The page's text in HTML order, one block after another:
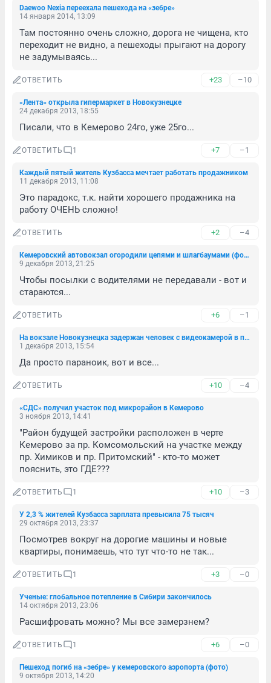
Daewoo Nexia переехала пешехода на «зебре»
14 января 2014, 13:09
Там постоянно очень сложно, дорога не чищена, кто
переходит не видно, а пешеходы прыгают на дорогу
не задумываясь...
ОТВЕТИТЬ +23 –10
«Лента» открыла гипермаркет в Новокузнецке
24 декабря 2013, 18:55
Писали, что в Кемерово 24го, уже 25го...
ОТВЕТИТЬ 1 +7 –1
Каждый пятый житель Кузбасса мечтает работать продажником
11 декабря 2013, 11:08
Это парадокс, т.к. найти хорошего продажника на
работу ОЧЕНЬ сложно!
ОТВЕТИТЬ +2 –4
Кемеровский автовокзал огородили цепями и шлагбаумами (фото)
9 декабря 2013, 21:25
Чтобы посылки с водителями не передавали - вот и
стараются...
ОТВЕТИТЬ +6 –1
На вокзале Новокузнецка задержан человек с видеокамерой в пуговице (фото)
1 декабря 2013, 15:54
Да просто параноик, вот и все...
ОТВЕТИТЬ +10 –4
«СДС» получил участок под микрорайон в Кемерово
3 ноября 2013, 14:41
"Район будущей застройки расположен в черте
Кемерово за пр. Комсомольский на участке между
пр. Химиков и пр. Притомский" - кто-то может
пояснить, это ГДЕ???
ОТВЕТИТЬ 1 +10 –3
У 2,3 % жителей Кузбасса зарплата превысила 75 тысяч
29 октября 2013, 23:37
Посмотрев вокруг на дорогие машины и новые
квартиры, понимаешь, что тут что-то не так...
ОТВЕТИТЬ 1 +3 –0
Ученые: глобальное потепление в Сибири закончилось
14 октября 2013, 23:06
Расшифровать можно? Мы все замерзнем?
ОТВЕТИТЬ 1 +6 –0
Пешеход погиб на «зебре» у кемеровского аэропорта (фото)
9 октября 2013, 14:20